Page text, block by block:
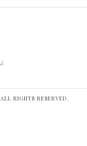
RIGHTS RESERVED.